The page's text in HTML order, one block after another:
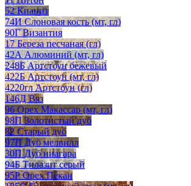
52 Кианит
74И Слоновая кость (мт, гл)
90Г Византия
17 Береза песчаная (гл)
42А Алюминий (мт, гл)
248Б Артстоун бежевый
422Б Артстоун (мт, гл)
4220гл Артстоун (гл)
146Д Вяз
96 Орех Макассар (мт, гл)
98П Золотистый дуб
82 Старый дуб
97П Дуб мелвилл
30П Дуб ниагара
94Б Тилазит серый
95Р Орех Пекан